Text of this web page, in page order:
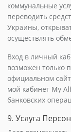
коммунальные
переводить
Украины,
осуществлять
Вход в личный
возможен только
официальном
мой кабинет My
банковских
9. Услуга